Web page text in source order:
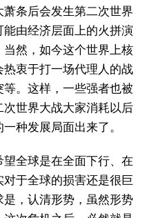
条后会发生第二次世界
由经济层面上的火拼演
然，如今这个世界上核
衷于打一场代理人的战
。这样，一些强者也被
世界大战大家消耗以后
种发展局面出来了。
全球是在全面下行、在
于全球的损害还是很巨
，认清形势，虽然形势